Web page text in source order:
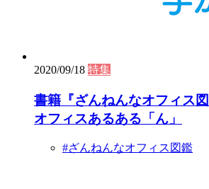
2020/09/18 特集
書籍『ざんねんなオフィス
オフィスあるある「ん」
#ざんねんなオフィス図鑑